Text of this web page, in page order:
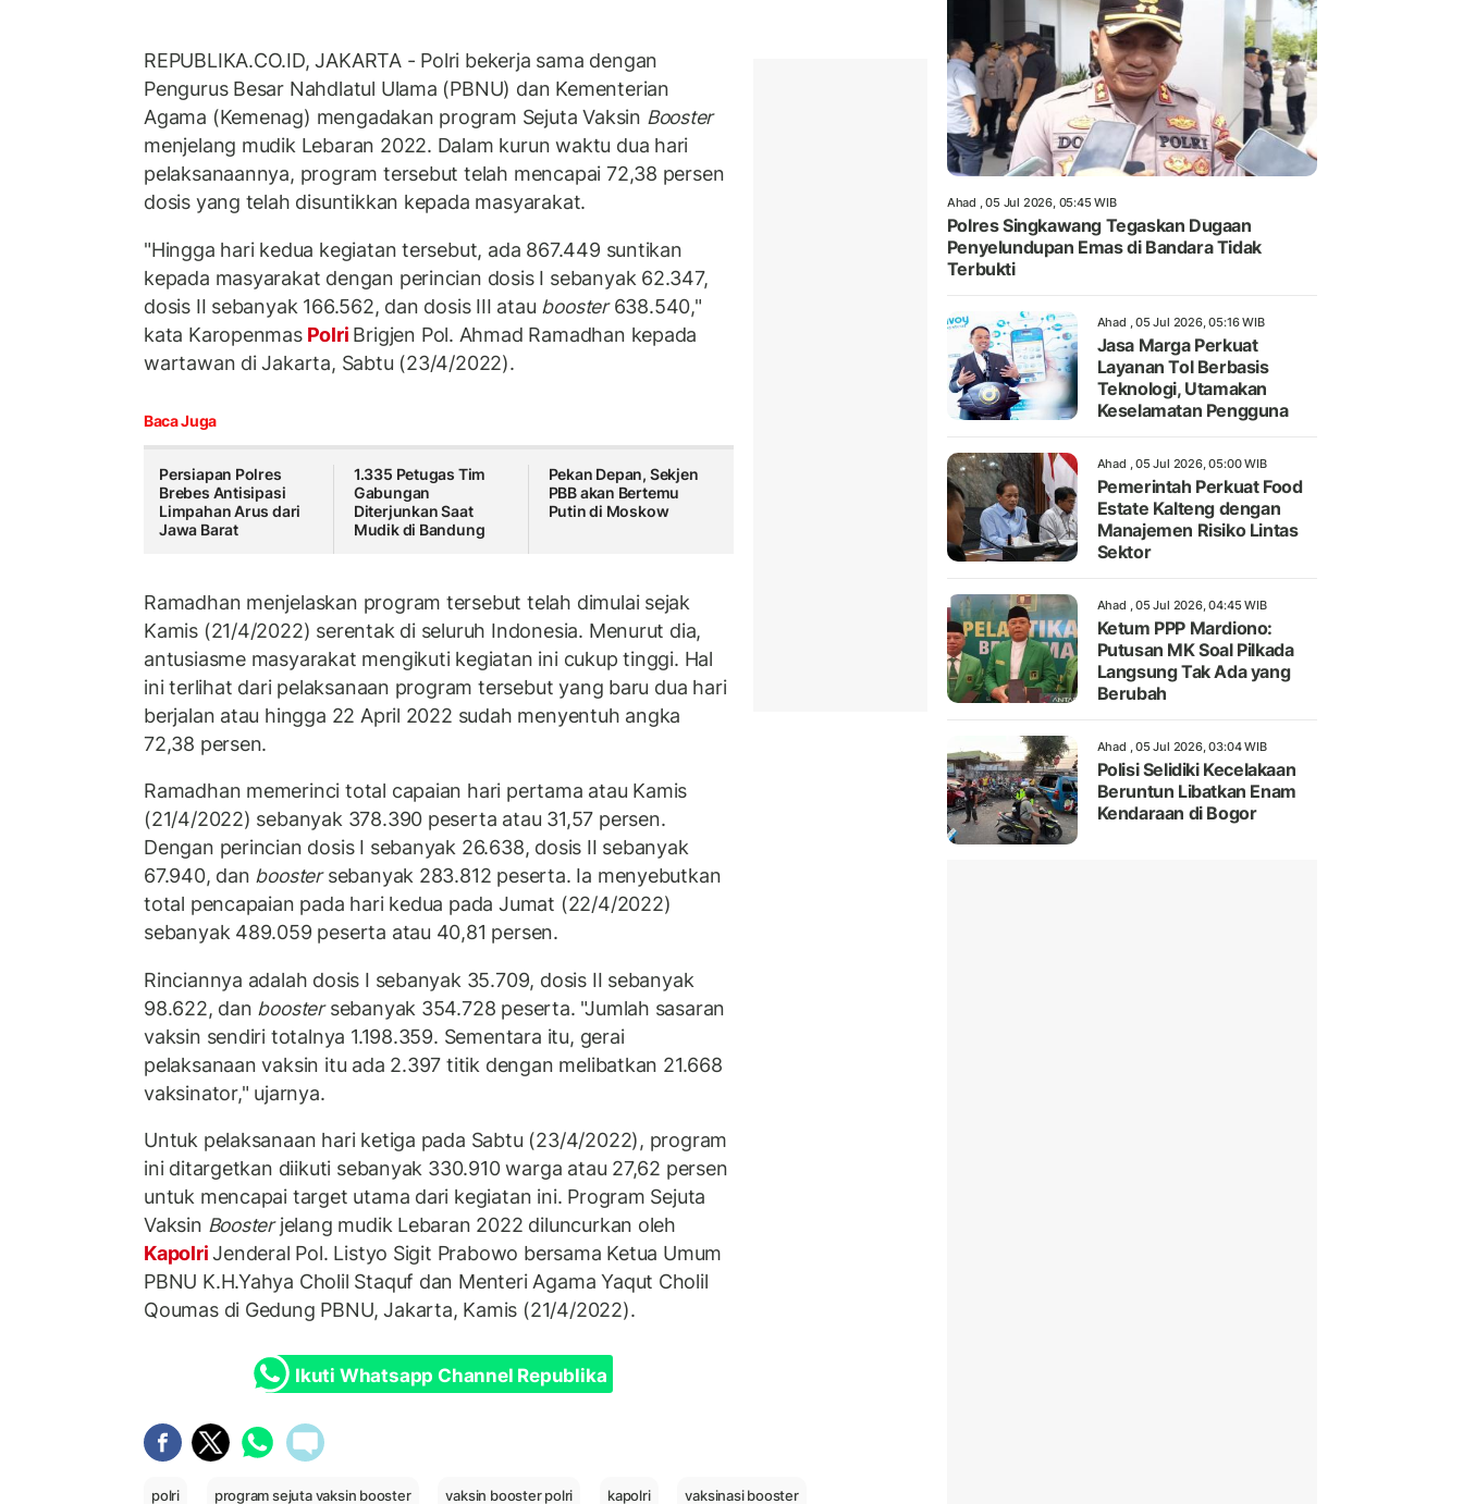
REPUBLIKA.CO.ID, JAKARTA - Polri bekerja sama dengan
Pengurus Besar Nahdlatul Ulama (PBNU) dan Kementerian
Agama (Kemenag) mengadakan program Sejuta Vaksin Booster
menjelang mudik Lebaran 2022. Dalam kurun waktu dua hari
pelaksanaannya, program tersebut telah mencapai 72,38 persen
dosis yang telah disuntikkan kepada masyarakat.
"Hingga hari kedua kegiatan tersebut, ada 867.449 suntikan
kepada masyarakat dengan perincian dosis I sebanyak 62.347,
dosis II sebanyak 166.562, dan dosis III atau booster638.540,"
kata KaropenmasPolri Brigjen Pol. Ahmad Ramadhan kepada
wartawan di Jakarta, Sabtu (23/4/2022).
Baca Juga
Persiapan Polres
Brebes Antisipasi
Limpahan Arus dari
Jawa Barat
1.335 Petugas Tim
Gabungan
Diterjunkan Saat
Mudik di Bandung
Pekan Depan, Sekjen
PBB akan Bertemu
Putin di Moskow
Ramadhan menjelaskan program tersebut telah dimulai sejak
Kamis (21/4/2022) serentak di seluruh Indonesia. Menurut dia,
antusiasme masyarakat mengikuti kegiatan ini cukup tinggi. Hal
ini terlihat dari pelaksanaan program tersebut yang baru dua hari
berjalan atau hingga 22 April 2022 sudah menyentuh angka
72,38 persen.
Ramadhan memerinci total capaian hari pertama atau Kamis
(21/4/2022) sebanyak 378.390 peserta atau 31,57 persen.
Dengan perincian dosis I sebanyak 26.638, dosis II sebanyak
67.940, dan boostersebanyak 283.812 peserta. Ia menyebutkan
total pencapaian pada hari kedua pada Jumat (22/4/2022)
sebanyak 489.059 peserta atau 40,81 persen.
Rinciannya adalah dosis I sebanyak 35.709, dosis II sebanyak
98.622, dan boostersebanyak 354.728 peserta. "Jumlah sasaran
vaksin sendiri totalnya 1.198.359. Sementara itu, gerai
pelaksanaan vaksin itu ada 2.397 titik dengan melibatkan 21.668
vaksinator," ujarnya.
Untuk pelaksanaan hari ketiga pada Sabtu (23/4/2022), program
ini ditargetkan diikuti sebanyak 330.910 warga atau 27,62 persen
untuk mencapai target utama dari kegiatan ini. Program Sejuta
Vaksin Boosterjelang mudik Lebaran 2022 diluncurkan oleh
KapolriJenderal Pol. Listyo Sigit Prabowo bersama Ketua Umum
PBNU K.H.Yahya Cholil Staquf dan Menteri Agama Yaqut Cholil
Qoumas di Gedung PBNU, Jakarta, Kamis (21/4/2022).
Ikuti Whatsapp Channel Republika
polri program sejuta vaksin booster vaksin booster polri kapolri vaksinasi booster
Ahad , 05 Jul 2026, 05:45 WIB
Polres Singkawang Tegaskan Dugaan
Penyelundupan Emas di Bandara Tidak
Terbukti
Ahad , 05 Jul 2026, 05:16 WIB
Jasa Marga Perkuat
Layanan Tol Berbasis
Teknologi, Utamakan
Keselamatan Pengguna
Ahad , 05 Jul 2026, 05:00 WIB
Pemerintah Perkuat Food
Estate Kalteng dengan
Manajemen Risiko Lintas
Sektor
Ahad , 05 Jul 2026, 04:45 WIB
Ketum PPP Mardiono:
Putusan MK Soal Pilkada
Langsung Tak Ada yang
Berubah
Ahad , 05 Jul 2026, 03:04 WIB
Polisi Selidiki Kecelakaan
Beruntun Libatkan Enam
Kendaraan di Bogor